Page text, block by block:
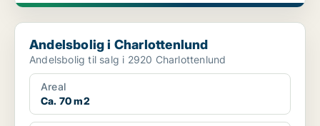
Andelsbolig i Charlottenlund
Andelsbolig i Charlottenlund
Andelsbolig til salg i 2920 Charlottenlund
Areal
Ca. 70 m2